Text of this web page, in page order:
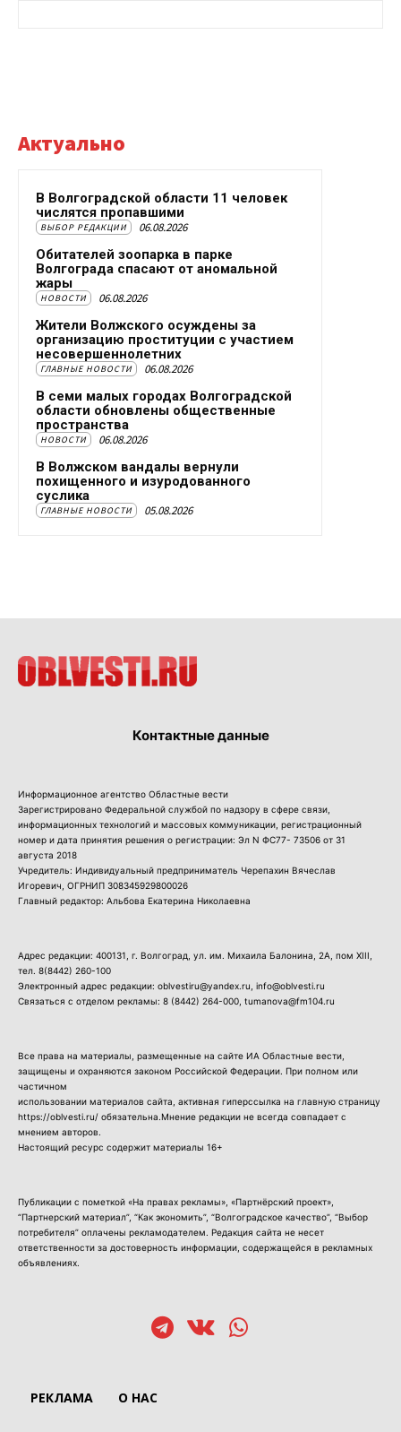
Актуально
В Волгоградской области 11 человек
числятся пропавшими
ВЫБОР РЕДАКЦИИ 06.08.2026
Обитателей зоопарка в парке
Волгограда спасают от аномальной
жары
НОВОСТИ 06.08.2026
Жители Волжского осуждены за
организацию проституции с участием
несовершеннолетних
ГЛАВНЫЕ НОВОСТИ 06.08.2026
В семи малых городах Волгоградской
области обновлены общественные
пространства
НОВОСТИ 06.08.2026
В Волжском вандалы вернули
похищенного и изуродованного
суслика
ГЛАВНЫЕ НОВОСТИ 05.08.2026
Контактные данные
Информационное агентство Областные вести
Зарегистрировано Федеральной службой по надзору в сфере связи,
информационных технологий и массовых коммуникации, регистрационный
номер и дата принятия решения о регистрации: Эл N ФС77- 73506 от 31
августа 2018
Учредитель: Индивидуальный предприниматель Черепахин Вячеслав
Игоревич, ОГРНИП 308345929800026
Главный редактор: Альбова Екатерина Николаевна
Адрес редакции: 400131, г. Волгоград, ул. им. Михаила Балонина, 2А, пом XIII,
тел. 8(8442) 260-100
Электронный адрес редакции: oblvestiru@yandex.ru, info@oblvesti.ru
Связаться с отделом рекламы: 8 (8442) 264-000 , tumanova@fm104.ru
Все права на материалы, размещенные на сайте ИА Областные вести,
защищены и охраняются законом Российской Федерации. При полном или
частичном
использовании материалов сайта, активная гиперссылка на главную страницу
https://oblvesti.ru/ обязательна.Мнение редакции не всегда совпадает с
мнением авторов.
Настоящий ресурс содержит материалы 16+
Публикации с пометкой «На правах рекламы», «Партнёрский проект»,
“Партнерский материал”, “Как экономить”, “Волгоградское качество”, “Выбор
потребителя” оплачены рекламодателем. Редакция сайта не несет
ответственности за достоверность информации, содержащейся в рекламных
объявлениях.
РЕКЛАМА О НАС